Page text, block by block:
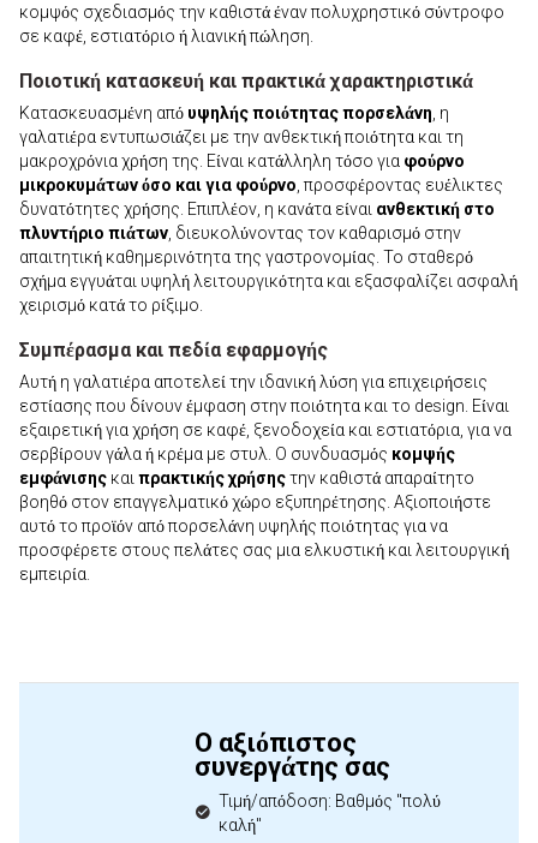
κομψός σχεδιασμός την καθιστά έναν πολυχρηστικό σύντροφο
σε καφέ, εστιατόριο ή λιανική πώληση.
Ποιοτική κατασκευή και πρακτικά χαρακτηριστικά
Κατασκευασμένη από υψηλής ποιότητας πορσελάνη , η
γαλατιέρα εντυπωσιάζει με την ανθεκτική ποιότητα και τη
μακροχρόνια χρήση της. Είναι κατάλληλη τόσο για φούρνο
μικροκυμάτων όσο και για φούρνο , προσφέροντας ευέλικτες
δυνατότητες χρήσης. Επιπλέον, η κανάτα είναι ανθεκτική στο
πλυντήριο πιάτων , διευκολύνοντας τον καθαρισμό στην
απαιτητική καθημερινότητα της γαστρονομίας. Το σταθερό
σχήμα εγγυάται υψηλή λειτουργικότητα και εξασφαλίζει ασφαλή
χειρισμό κατά το ρίξιμο.
Συμπέρασμα και πεδία εφαρμογής
Αυτή η γαλατιέρα αποτελεί την ιδανική λύση για επιχειρήσεις
εστίασης που δίνουν έμφαση στην ποιότητα και το design. Είναι
εξαιρετική για χρήση σε καφέ, ξενοδοχεία και εστιατόρια, για να
σερβίρουν γάλα ή κρέμα με στυλ. Ο συνδυασμός κομψής
εμφάνισης και πρακτικής χρήσηςτην καθιστά απαραίτητο
βοηθό στον επαγγελματικό χώρο εξυπηρέτησης. Αξιοποιήστε
αυτό το προϊόν από πορσελάνη υψηλής ποιότητας για να
προσφέρετε στους πελάτες σας μια ελκυστική και λειτουργική
εμπειρία.
Ο αξιόπιστος
συνεργάτης σας
Τιμή/απόδοση: Βαθμός "πολύ
καλή"